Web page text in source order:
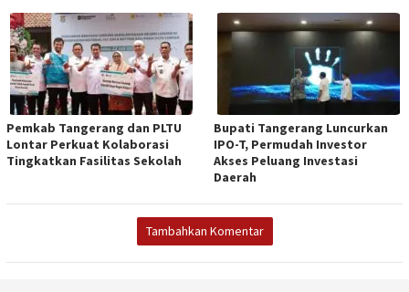
Pemkab Tangerang dan PLTU
Lontar Perkuat Kolaborasi
Tingkatkan Fasilitas Sekolah
Bupati Tangerang Luncurkan
IPO-T, Permudah Investor
Akses Peluang Investasi
Daerah
Tambahkan Komentar